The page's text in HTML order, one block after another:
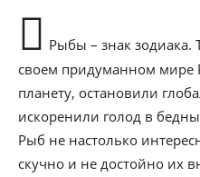
Рыбы – знак зодиака.
своем придуманном мире
планету, остановили
искоренили голод в
Рыб не настолько
скучно и не достойно их